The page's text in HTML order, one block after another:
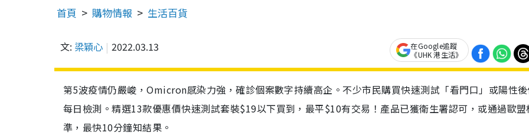
首頁 購物情報 生活百貨
文: 梁穎心 2022.03.13
在Google追蹤
《UHK 港生活》
第5波疫情仍嚴峻，Omicron感染力強，確診個案數字持續高企。不少市民購買快速測試「看門口」或陽性
每日檢測。精選13款優惠價快速測試套裝$19以下買到，最平$10有交易！產品已獲衛生署認可，或通過歐盟
準，最快10分鐘知結果。